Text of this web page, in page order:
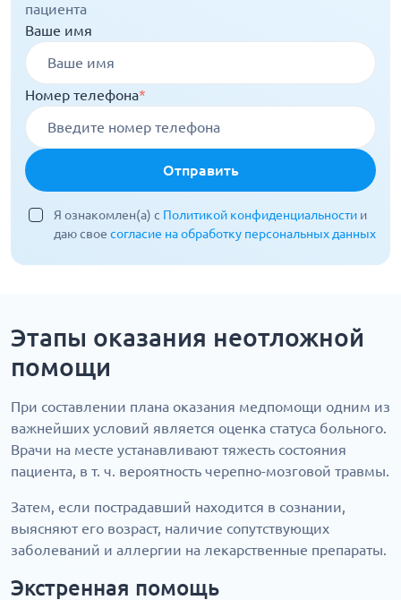
пациента
Ваше имя
Номер телефона*
Отправить
Я ознакомлен(а) с Политикой конфиденциальности и
даю свое согласие на обработку персональных данных
Этапы оказания неотложной
помощи
При составлении плана оказания медпомощи одним из
важнейших условий является оценка статуса больного.
Врачи на месте устанавливают тяжесть состояния
пациента, в т. ч. вероятность черепно-мозговой травмы.
Затем, если пострадавший находится в сознании,
выясняют его возраст, наличие сопутствующих
заболеваний и аллергии на лекарственные препараты.
Экстренная помощь